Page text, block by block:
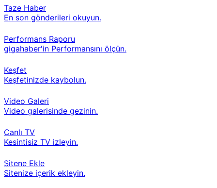
Taze Haber
En son gönderileri okuyun.
Performans Raporu
gigahaber'in Performansını ölçün.
Keşfet
Keşfetinizde kaybolun.
Video Galeri
Video galerisinde gezinin.
Canlı TV
Kesintisiz TV izleyin.
Sitene Ekle
Sitenize içerik ekleyin.